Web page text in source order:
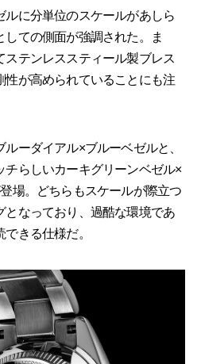
に分単位のスケールがあしら
ての側面が強調された。ま
ステンレススティール製ブレス
性が高められていることにも注
ーダイアル×ブルーベゼルと、
チらしいカーキグリーンベゼル×
場。どちらもスケールが際立つ
となっており、過酷な環境であ
きる仕様だ。